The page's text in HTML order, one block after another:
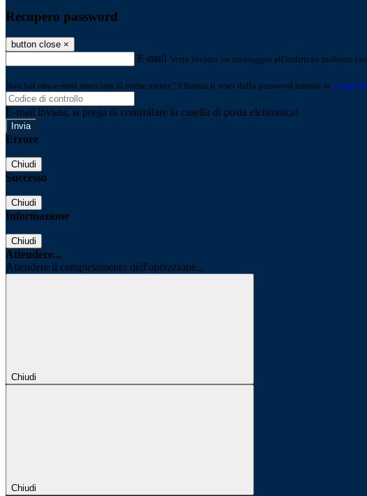
Recupero password
button close ×
E-mail Verrà inviato un messaggio all'indirizzo indicato
Non hai una e-mail associata al nome utente? Effettua il reset della password tramite la Login
E-mail inviata, si prega di controllare la casella di posta elettronica!
Errore
Chiudi
Successo
Chiudi
Informazione
Chiudi
Attendere...
Attendere il completamento dell'operazione...
Chiudi
Chiudi